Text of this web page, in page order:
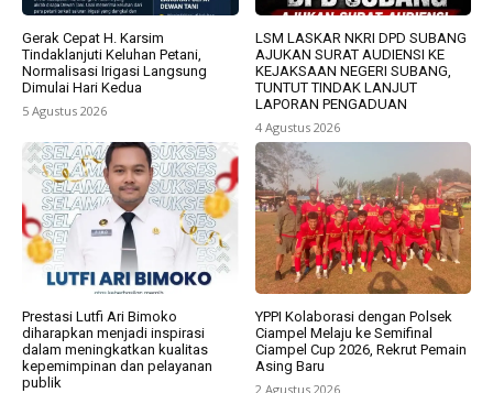
Gerak Cepat H. Karsim
Tindaklanjuti Keluhan Petani,
Normalisasi Irigasi Langsung
Dimulai Hari Kedua
5 Agustus 2026
LSM LASKAR NKRI DPD SUBANG
AJUKAN SURAT AUDIENSI KE
KEJAKSAAN NEGERI SUBANG,
TUNTUT TINDAK LANJUT
LAPORAN PENGADUAN
4 Agustus 2026
Prestasi Lutfi Ari Bimoko
diharapkan menjadi inspirasi
dalam meningkatkan kualitas
kepemimpinan dan pelayanan
publik
YPPI Kolaborasi dengan Polsek
Ciampel Melaju ke Semifinal
Ciampel Cup 2026, Rekrut Pemain
Asing Baru
2 Agustus 2026